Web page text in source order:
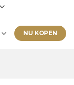
NU KOPEN